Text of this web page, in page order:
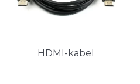
HDMI-kabel